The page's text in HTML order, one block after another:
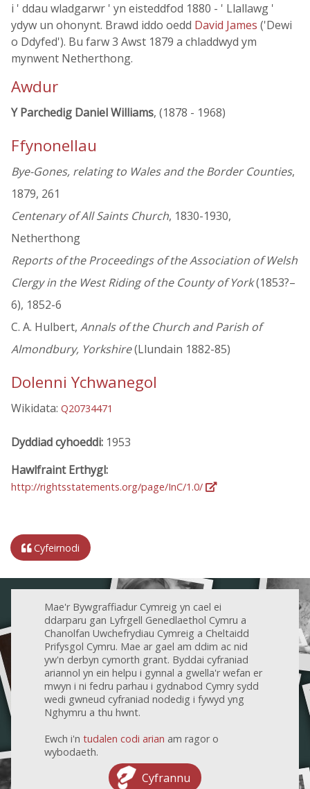
i ' ddau wladgarwr ' yn eisteddfod 1880 - ' Llallawg '
ydyw un ohonynt. Brawd iddo oedd David James ('Dewi
o Ddyfed'). Bu farw 3 Awst 1879 a chladdwyd ym
mynwent Netherthong.
Awdur
Y Parchedig Daniel Williams, (1878 - 1968)
Ffynonellau
Bye-Gones, relating to Wales and the Border Counties,
1879, 261
Centenary of All Saints Church, 1830-1930,
Netherthong
Reports of the Proceedings of the Association of Welsh
Clergy in the West Riding of the County of York(1853?–
6), 1852-6
C. A. Hulbert, Annals of the Church and Parish of
Almondbury, Yorkshire(Llundain 1882-85)
Dolenni Ychwanegol
Wikidata: Q20734471
Dyddiad cyhoeddi: 1953
Hawlfraint Erthygl:
http://rightsstatements.org/page/InC/1.0/
Cyfeirnodi
Mae'r Bywgraffiadur Cymreig yn cael ei
ddarparu gan Lyfrgell Genedlaethol Cymru a
Chanolfan Uwchefrydiau Cymreig a Cheltaidd
Prifysgol Cymru. Mae ar gael am ddim ac nid
yw'n derbyn cymorth grant. Byddai cyfraniad
ariannol yn ein helpu i gynnal a gwella'r wefan er
mwyn i ni fedru parhau i gydnabod Cymry sydd
wedi gwneud cyfraniad nodedig i fywyd yng
Nghymru a thu hwnt.
Ewch i'n tudalen codi arian am ragor o
wybodaeth.
Cyfrannu